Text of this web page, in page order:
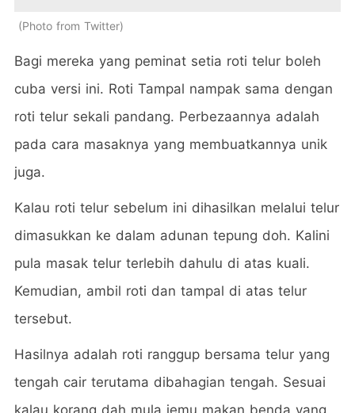
Photo from Twitter
Bagi mereka yang peminat setia roti telur boleh
cuba versi ini. Roti Tampal nampak sama dengan
roti telur sekali pandang. Perbezaannya adalah
pada cara masaknya yang membuatkannya unik
juga.
Kalau roti telur sebelum ini dihasilkan melalui telur
dimasukkan ke dalam adunan tepung doh. Kalini
pula masak telur terlebih dahulu di atas kuali.
Kemudian, ambil roti dan tampal di atas telur
tersebut.
Hasilnya adalah roti ranggup bersama telur yang
tengah cair terutama dibahagian tengah. Sesuai